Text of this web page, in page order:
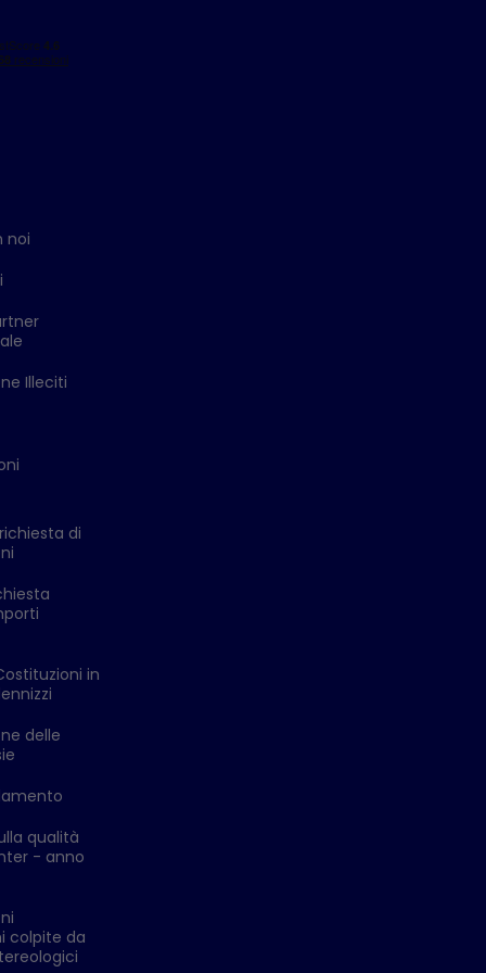
noi
Illeciti
di
in
delle
qualità
- anno
colpite da